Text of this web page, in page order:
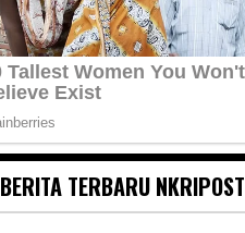
BERITA TERBARU NKRIPOST